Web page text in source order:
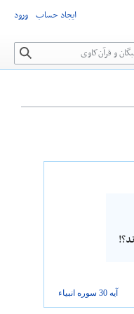
آیه 30 سوره انبیاء
ایجاد حساب ورود